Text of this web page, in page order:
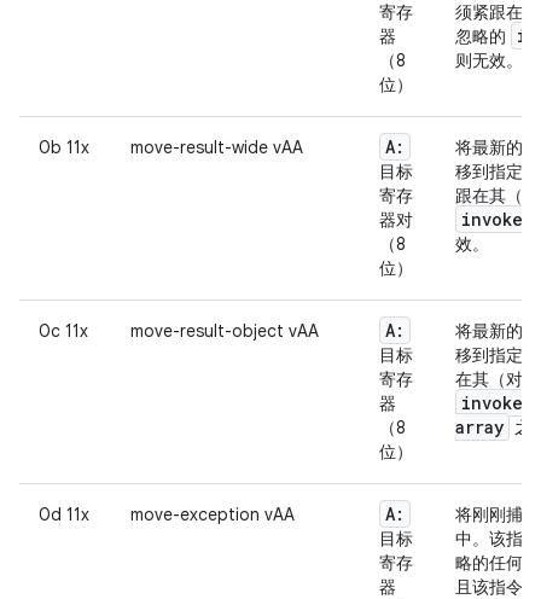
寄存
器
（8
位）
须紧跟在
忽略的
则无效。
0b 11x move-result-wide vAA A:
目标
寄存
器对
（8
位）
将最新的
移到指定
跟在其（
invoke-
效。
0c 11x move-result-object vAA A:
目标
寄存
器
（8
位）
将最新的
移到指定
在其（对
invoke-
array 之
0d 11x move-exception vAA A:
目标
寄存
器
将刚刚捕
中。该指
略的任何
且该指令